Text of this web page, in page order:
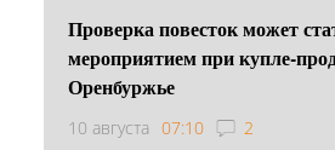
Проверка повесток может
мероприятием при купле-
Оренбуржье
10 августа 07:10 2